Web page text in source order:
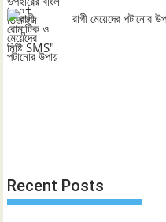
রাগী মেয়েদের
Recent Posts